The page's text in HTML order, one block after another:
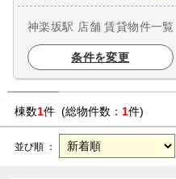
神楽坂駅 店舗 賃貸物件一覧
条件を変更
棟数1件 (総物件数： 1件)
並び順 ：